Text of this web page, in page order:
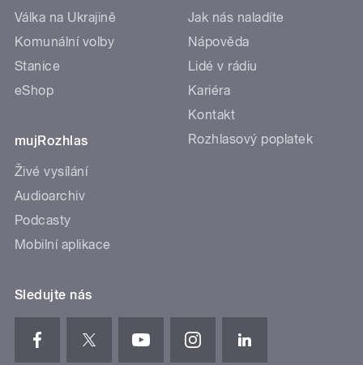
Válka na Ukrajině
Komunální volby
Stanice
eShop
mujRozhlas
Živé vysílání
Audioarchiv
Podcasty
Mobilní aplikace
Jak nás naladíte
Nápověda
Lidé v rádiu
Kariéra
Kontakt
Rozhlasový poplatek
Sledujte nás